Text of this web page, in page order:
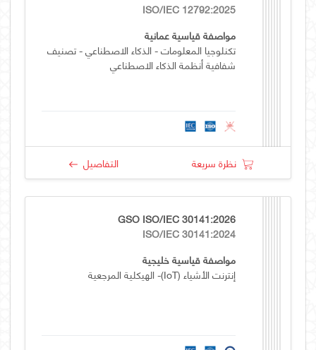
ISO/IEC 12792:2025
مواصفة قياسية عمانية
تكنلوجيا المعلومات - الذكاء الاصطناعي - تصنيف
شفافية أنظمة الذكاء الاصطناعي
نظرة سريعة التفاصيل
GSO ISO/IEC 30141:2026
ISO/IEC 30141:2024
مواصفة قياسية خليجية
إنترنت الأشياء (IoT)- الهيكلية المرجعية